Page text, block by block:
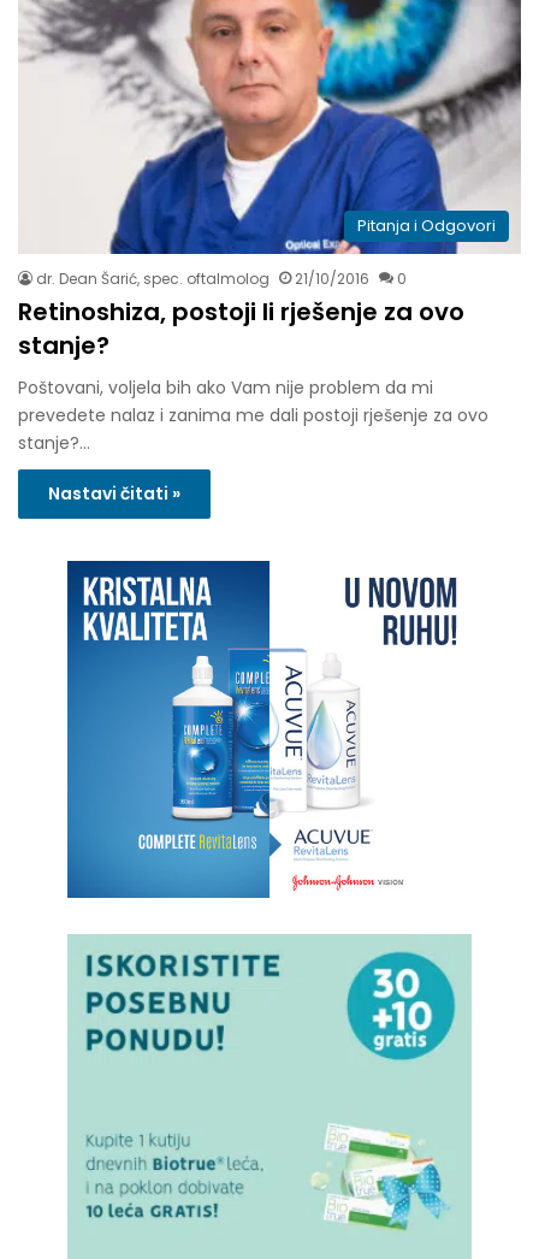
Pitanja i Odgovori
dr. Dean Šarić, spec. oftalmolog 21/10/2016 0
Retinoshiza, postoji li rješenje za ovo
stanje?
Poštovani, voljela bih ako Vam nije problem da mi
prevedete nalaz i zanima me dali postoji rješenje za ovo
stanje?…
Nastavi čitati »